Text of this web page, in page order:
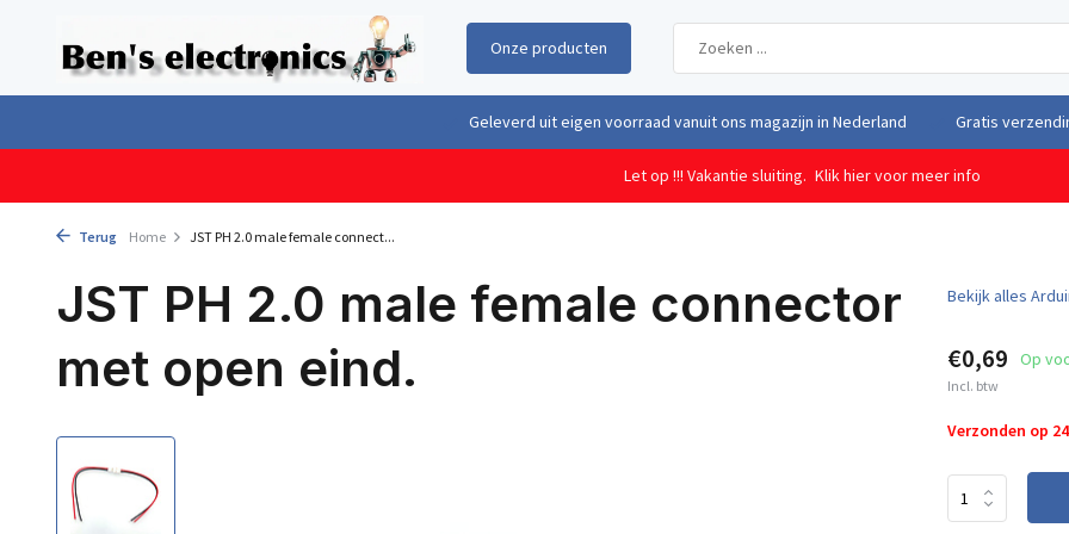
Onze producten
Geleverd uit eigen voorraad vanuit ons magazijn in Nederland Gratis
Let op !!! Vakantie sluiting. Klik hier voor meer info
Terug Home JST PH 2.0 male female connect...
JST PH 2.0 male female connector
met open eind.
Bekijk alles
€0,69 Op
Incl. btw
Verzonden op